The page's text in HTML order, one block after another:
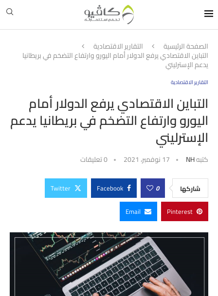
الصفحة الرئيسية التقارير الاقتصادية
التباين الاقتصادي يرفع الدولار أمام اليورو وارتفاع التضخم في بريطانيا
يدعم الإسترليني
التقارير الاقتصادية
التباين الاقتصادي يرفع الدولار أمام
اليورو وارتفاع التضخم في بريطانيا يدعم
الإسترليني
كتبهNH 17 نوفمبر، 2021 0 تعليقات
شاركها 0
Facebook
Twitter
Pinterest
Email